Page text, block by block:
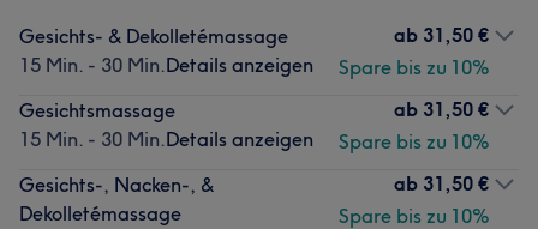
Gesichts- & Dekolletémassage
15 Min. - 30 Min.Details anzeigen
ab 31,50 €
Spare bis zu 10%
Gesichtsmassage
15 Min. - 30 Min.Details anzeigen
ab 31,50 €
Spare bis zu 10%
Gesichts-, Nacken-, &
Dekolletémassage
ab 31,50 €
Spare bis zu 10%